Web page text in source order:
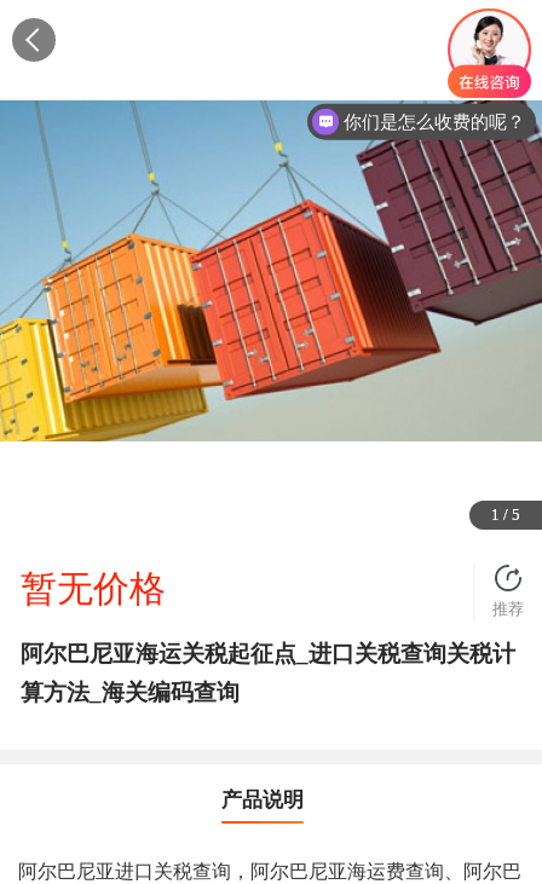
1 /5
1 /5
1 /5
1 /5
1 /5
暂无价格
推荐
阿尔巴尼亚海运关税起征点_进口关税查询关税计
算方法_海关编码查询
产品说明
阿尔巴尼亚进口关税查询，阿尔巴尼亚海运费查询、阿尔巴
你们是怎么收费的呢？